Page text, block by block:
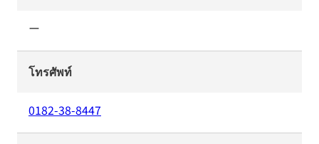
ー
โทรศัพท์
0182-38-8447